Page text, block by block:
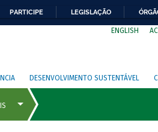
PARTICIPE LEGISLAÇÃO
ENGLISH
DESENVOLVIMENTO SUSTENTÁVEL